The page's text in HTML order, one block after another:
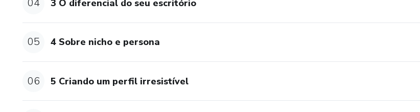
04 3 O diferencial do seu escritório
05 4 Sobre nicho e persona
06 5 Criando um perfil irresistível